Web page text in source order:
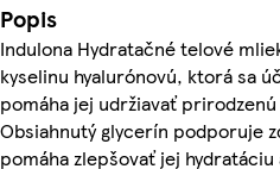
Popis
Indulona Hydratačné telové
kyselinu hyalurónovú, ktorá sa
pomáha jej udržiavať
Obsiahnutý glycerín podporuje
pomáha zlepšovať jej